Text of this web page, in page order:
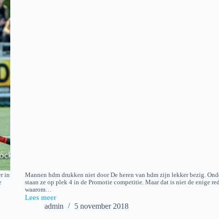
in
Mannen hdm drukken niet door De heren van hdm zijn lekker bezig.
staan ze op plek 4 in de Promotie competitie. Maar dat is niet de enige
waarom…
Lees meer
2018-
admin 5 november 2018